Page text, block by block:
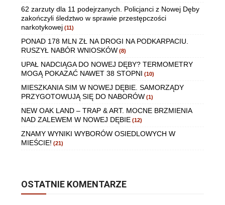
62 zarzuty dla 11 podejrzanych. Policjanci z Nowej Dęby
zakończyli śledztwo w sprawie przestępczości
narkotykowej (11)
PONAD 178 MLN ZŁ NA DROGI NA PODKARPACIU.
RUSZYŁ NABÓR WNIOSKÓW (8)
UPAŁ NADCIĄGA DO NOWEJ DĘBY? TERMOMETRY
MOGĄ POKAZAĆ NAWET 38 STOPNI (10)
MIESZKANIA SIM W NOWEJ DĘBIE. SAMORZĄDY
PRZYGOTOWUJĄ SIĘ DO NABORÓW (1)
NEW OAK LAND – TRAP & ART. MOCNE BRZMIENIA
NAD ZALEWEM W NOWEJ DĘBIE (12)
ZNAMY WYNIKI WYBORÓW OSIEDLOWYCH W
MIEŚCIE! (21)
OSTATNIE KOMENTARZE